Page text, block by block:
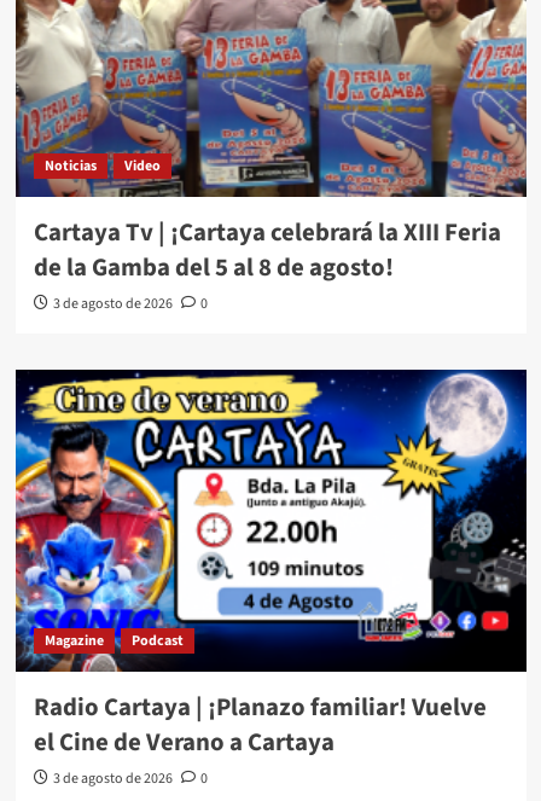
Noticias Video
Cartaya Tv | ¡Cartaya celebrará la XIII Feria
de la Gamba del 5 al 8 de agosto!
3 de agosto de 2026 0
Magazine Podcast
Radio Cartaya | ¡Planazo familiar! Vuelve
el Cine de Verano a Cartaya
3 de agosto de 2026 0